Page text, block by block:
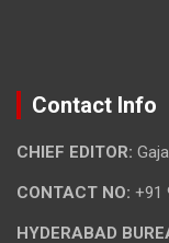
Contact Info
CHIEF EDITOR:
CONTACT NO: +91
HYDERABAD